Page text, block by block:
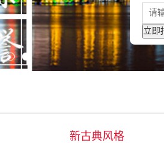
新古典风格